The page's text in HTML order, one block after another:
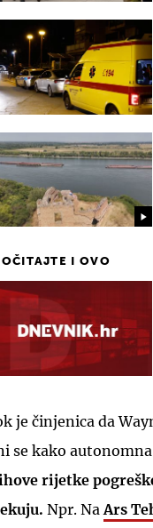
I OVO
je činjenica da
se kako
rijetke
Npr. Na Ars